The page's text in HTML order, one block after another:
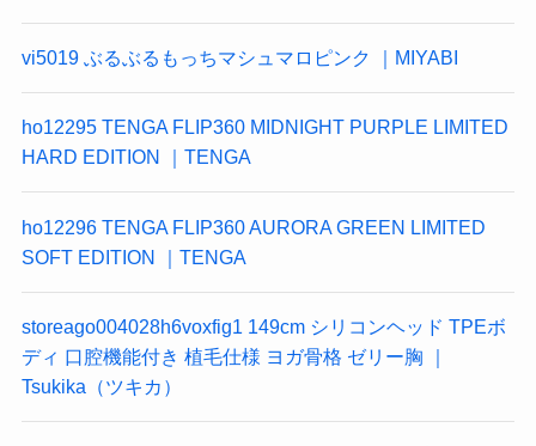
vi5019 ぶるぶるもっちマシュマロピンク ｜MIYABI
ho12295 TENGA FLIP360 MIDNIGHT PURPLE LIMITED
HARD EDITION ｜TENGA
ho12296 TENGA FLIP360 AURORA GREEN LIMITED
SOFT EDITION ｜TENGA
storeago004028h6voxfig1 149cm シリコンヘッド TPEボ
ディ 口腔機能付き 植毛仕様 ヨガ骨格 ゼリー胸 ｜
Tsukika（ツキカ）